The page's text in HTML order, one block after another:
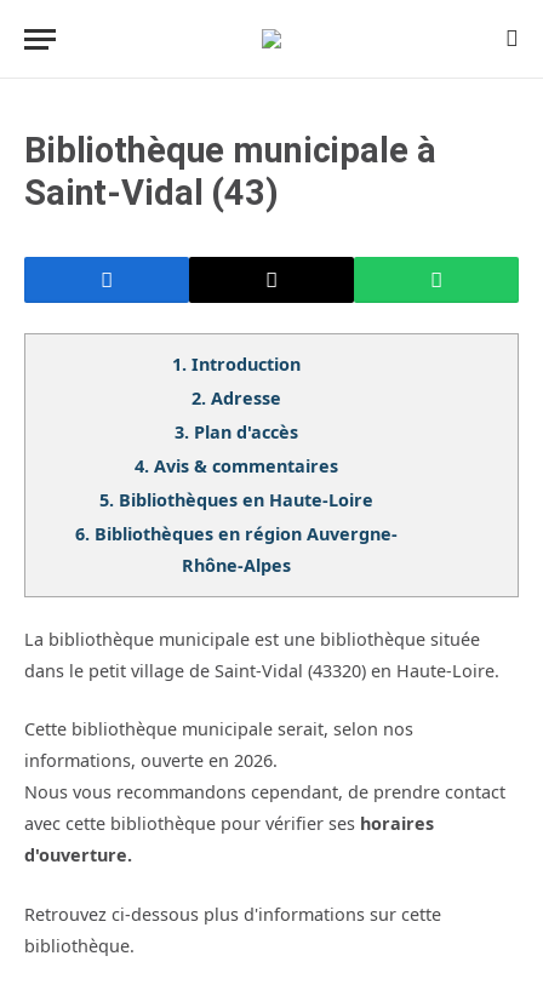
Bibliothèque municipale à
Saint-Vidal (43)
1. Introduction
2. Adresse
3. Plan d'accès
4. Avis & commentaires
5. Bibliothèques en Haute-Loire
6. Bibliothèques en région Auvergne-
Rhône-Alpes
La bibliothèque municipale est une bibliothèque située
dans le petit village de Saint-Vidal (43320) en Haute-Loire.
Cette bibliothèque municipale serait, selon nos
informations, ouverte en 2026.
Nous vous recommandons cependant, de prendre contact
avec cette bibliothèque pour vérifier ses horaires
d'ouverture.
Retrouvez ci-dessous plus d'informations sur cette
bibliothèque.